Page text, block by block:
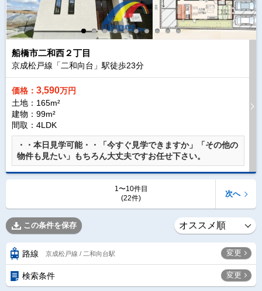
船橋市二和西２丁目
京成松戸線「二和向台」駅徒歩23分
価格： 3,590万円
土地：165m²
建物：99m²
間取：4LDK
・・本日見学可能・・「今すぐ見学できますか」「その他の
物件も見たい」もちろん大丈夫ですお任せ下さい。
1〜10件目
(22件)
次へ
この条件を保存
路線 京成松戸線 / 二和向台駅 変更
検索条件 変更